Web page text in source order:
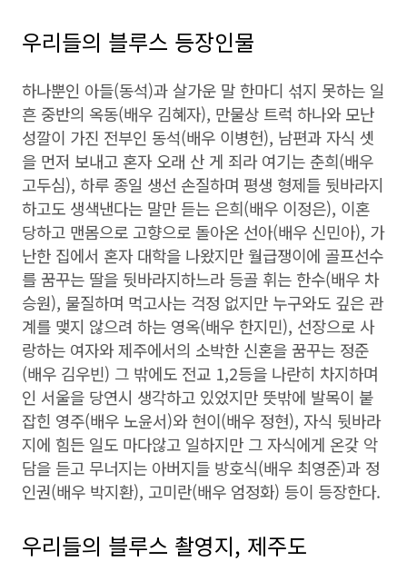
우리들의 블루스 등장인물
하나뿐인 아들(동석)과 살가운 말 한마디 섞지 못하는 일
흔 중반의 옥동(배우 김혜자), 만물상 트럭 하나와 모난
성깔이 가진 전부인 동석(배우 이병헌), 남편과 자식 셋
을 먼저 보내고 혼자 오래 산 게 죄라 여기는 춘희(배우
고두심), 하루 종일 생선 손질하며 평생 형제들 뒷바라지
하고도 생색낸다는 말만 듣는 은희(배우 이정은), 이혼
당하고 맨몸으로 고향으로 돌아온 선아(배우 신민아), 가
난한 집에서 혼자 대학을 나왔지만 월급쟁이에 골프선수
를 꿈꾸는 딸을 뒷바라지하느라 등골 휘는 한수(배우 차
승원), 물질하며 먹고사는 걱정 없지만 누구와도 깊은 관
계를 맺지 않으려 하는 영옥(배우 한지민), 선장으로 사
랑하는 여자와 제주에서의 소박한 신혼을 꿈꾸는 정준
(배우 김우빈) 그 밖에도 전교 1,2등을 나란히 차지하며
인 서울을 당연시 생각하고 있었지만 뜻밖에 발목이 붙
잡힌 영주(배우 노윤서)와 현이(배우 정현), 자식 뒷바라
지에 힘든 일도 마다않고 일하지만 그 자식에게 온갖 악
담을 듣고 무너지는 아버지들 방호식(배우 최영준)과 정
인권(배우 박지환), 고미란(배우 엄정화) 등이 등장한다.
우리들의 블루스 촬영지, 제주도